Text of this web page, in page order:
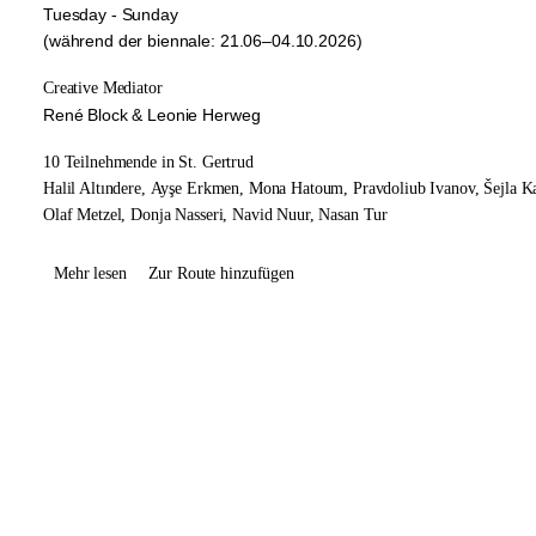
Tuesday - Sunday
(während der biennale: 21.06–04.10.2026)
Creative Mediator
René Block & Leonie Herweg
10 Teilnehmende in St. Gertrud
Halil Altındere, Ayşe Erkmen, Mona Hatoum, Pravdoliub Ivanov, Šejla
Olaf Metzel,Donja Nasseri,Navid Nuur,Nasan Tur
Mehr lesen Zur Route hinzufügen